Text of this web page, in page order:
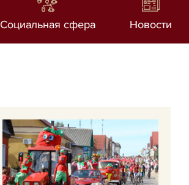
Социальная сфера Новости